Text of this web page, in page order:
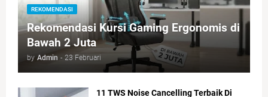
REKOMENDASI
Rekomendasi Kursi Gaming Ergonomis di
Bawah 2 Juta
by Admin - 23 Februari
11 TWS Noise Cancelling Terbaik Di